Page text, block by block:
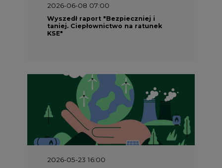
2026-06-08 07:00
Wyszedł raport "Bezpieczniej i
taniej. Ciepłownictwo na ratunek
KSE"
2026-05-23 16:00